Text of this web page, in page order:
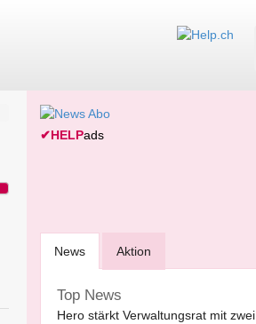
✔HELPads
News Aktion
Top News
Hero stärkt Verwaltungsrat mit zwei